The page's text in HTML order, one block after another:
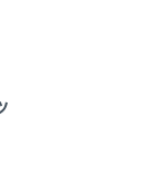
とっています。